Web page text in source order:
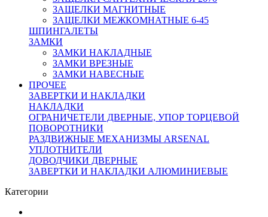
ЗАЩЕЛКИ МАГНИТНЫЕ
ЗАЩЕЛКИ МЕЖКОМНАТНЫЕ 6-45
ШПИНГАЛЕТЫ
ЗАМКИ
ЗАМКИ НАКЛАДНЫЕ
ЗАМКИ ВРЕЗНЫЕ
ЗАМКИ НАВЕСНЫЕ
ПРОЧЕЕ
ЗАВЕРТКИ И НАКЛАДКИ
НАКЛАДКИ
ОГРАНИЧЕТЕЛИ ДВЕРНЫЕ, УПОР ТОРЦЕВОЙ
ПОВОРОТНИКИ
РАЗДВИЖНЫЕ МЕХАНИЗМЫ ARSENAL
УПЛОТНИТЕЛИ
ДОВОДЧИКИ ДВЕРНЫЕ
ЗАВЕРТКИ И НАКЛАДКИ АЛЮМИНИЕВЫЕ
Категории